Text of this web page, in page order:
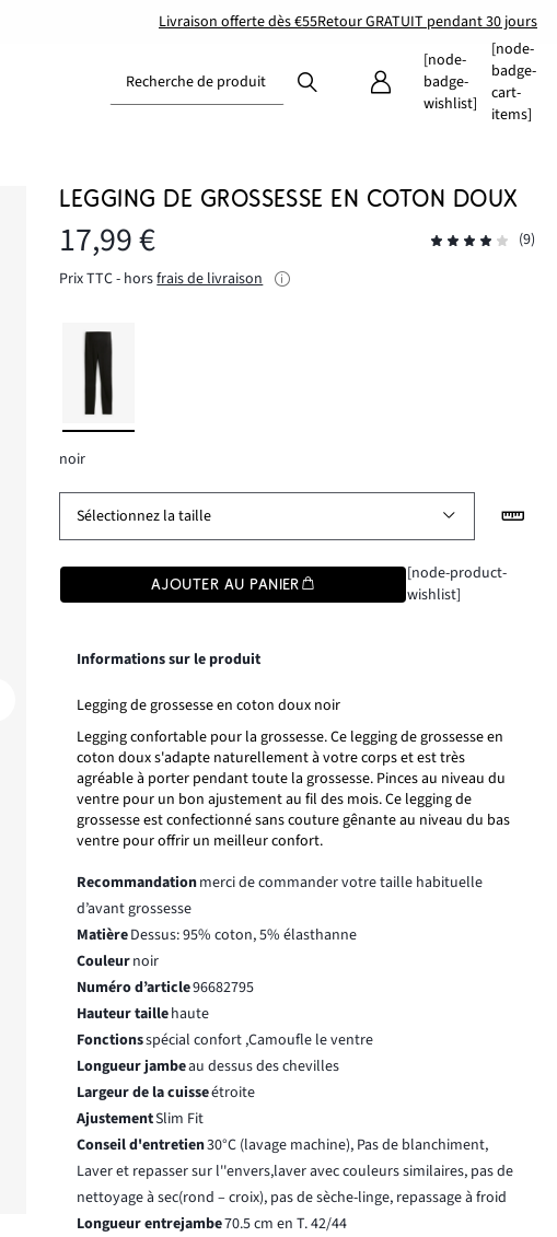
Livraison offerte dès €55Retour GRATUIT pendant 30 jours
Recherche de produit
[node-
badge-
wishlist]
[node-
badge-
cart-
items]
LEGGING DE GROSSESSE EN COTON DOUX
17,99 €
(9)
Prix TTC - horsfrais de livraison
noir
Sélectionnez la taille
AJOUTER AU PANIER
[node-product-
wishlist]
Informations sur le produit
Legging de grossesse en coton doux noir
Legging confortable pour la grossesse. Ce legging de grossesse en
coton doux s'adapte naturellement à votre corps et est très
agréable à porter pendant toute la grossesse. Pinces au niveau du
ventre pour un bon ajustement au fil des mois. Ce legging de
grossesse est confectionné sans couture gênante au niveau du bas
ventre pour offrir un meilleur confort.
Recommandationmerci de commander votre taille habituelle
d’avant grossesse
MatièreDessus: 95% coton, 5% élasthanne
Couleurnoir
Numéro d’article96682795
Hauteur taillehaute
Fonctionsspécial confort ,Camoufle le ventre
Longueur jambeau dessus des chevilles
Largeur de la cuisseétroite
AjustementSlim Fit
Conseil d'entretien30°C (lavage machine), Pas de blanchiment,
Laver et repasser sur l''envers,laver avec couleurs similaires, pas de
nettoyage à sec(rond – croix), pas de sèche-linge, repassage à froid
Longueur entrejambe70.5 cm en T. 42/44